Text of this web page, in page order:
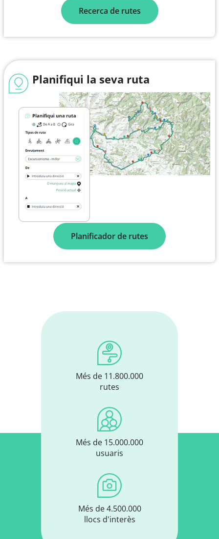
Recerca de rutes
Planifiqui la seva ruta
Planificador de rutes
Més de 11.800.000
rutes
Més de 15.000.000
usuaris
Més de 4.500.000
llocs d'interès